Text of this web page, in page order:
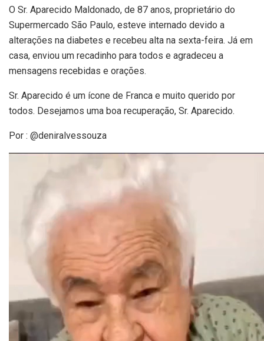
O Sr. Aparecido Maldonado, de 87 anos, proprietário do
Supermercado São Paulo, esteve internado devido a
alterações na diabetes e recebeu alta na sexta-feira. Já em
casa, enviou um recadinho para todos e agradeceu a
mensagens recebidas e orações.
Sr. Aparecido é um ícone de Franca e muito querido por
todos. Desejamos uma boa recuperação, Sr. Aparecido.
Por : @deniralvessouza